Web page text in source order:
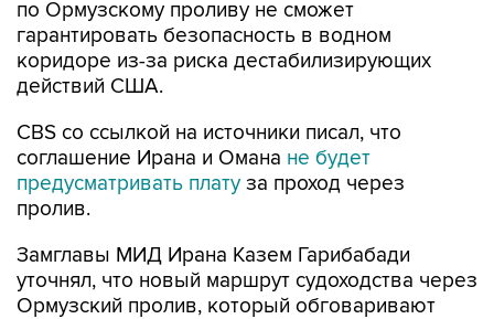
по Ормузскому проливу не сможет
гарантировать безопасность в водном
коридоре из-за риска дестабилизирующих
действий США.
CBS со ссылкой на источники писал, что
соглашение Ирана и Омана не будет
предусматривать плату за проход через
пролив.
Замглавы МИД Ирана Казем Гарибабади
уточнял, что новый маршрут судоходства через
Ормузский пролив, который обговаривают